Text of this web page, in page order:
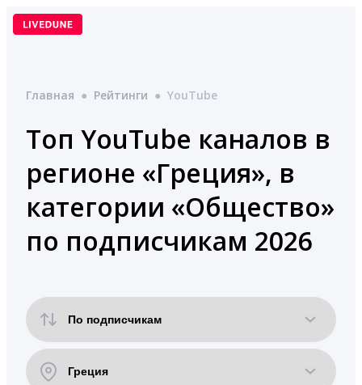
Перейти
Главная ● Рейтинги ● YouTube
Топ YouTube каналов в
регионе «Греция», в
категории «Общество»
по подписчикам 2026